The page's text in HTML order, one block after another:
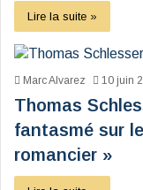
Lire la suite »
Marc Alvarez 10 juin
Thomas
fantasmé sur
romancier »